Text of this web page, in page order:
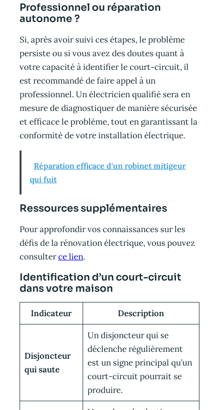
Professionnel ou réparation
autonome ?
Si, après avoir suivi ces étapes, le problème
persiste ou si vous avez des doutes quant à
votre capacité à identifier le court-circuit, il
est recommandé de faire appel à un
professionnel. Un électricien qualifié sera en
mesure de diagnostiquer de manière sécurisée
et efficace le problème, tout en garantissant la
conformité de votre installation électrique.
Réparation efficace d'un robinet mitigeur
qui fuit
Ressources supplémentaires
Pour approfondir vos connaissances sur les
défis de la rénovation électrique, vous pouvez
consulterce lien.
Identification d’un court-circuit
dans votre maison
Indicateur Description
Disjoncteur
qui saute
Un disjoncteur qui se
déclenche régulièrement
est un signe principal qu’un
court-circuit pourrait se
produire.